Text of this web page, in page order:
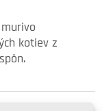
kotiev z